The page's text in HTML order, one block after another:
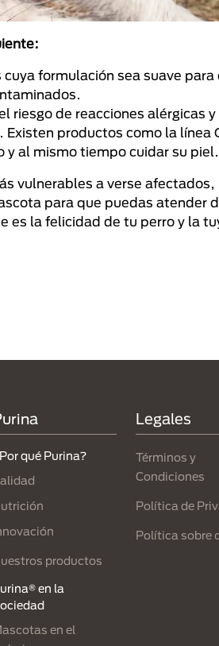
formulación sea suave
riesgo de reacciones alérgicas
productos como la
y al mismo tiempo cuidar su piel.
vulnerables a verse
para que puedas atender
es la felicidad de tu perro y la
qué Purina?
productos
en la
en el
Legales
Términos y
Condiciones
Política de
Política sobre